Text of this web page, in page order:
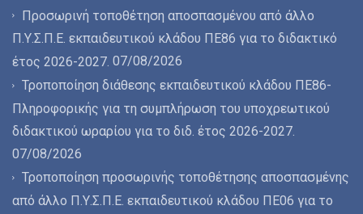
Προσωρινή τοποθέτηση αποσπασμένου από άλλο
Π.Υ.Σ.Π.Ε. εκπαιδευτικού κλάδου ΠΕ86 για το διδακτικό
έτος 2026-2027. 07/08/2026
Τροποποίηση διάθεσης εκπαιδευτικού κλάδου ΠΕ86-
Πληροφορικής για τη συμπλήρωση του υποχρεωτικού
διδακτικού ωραρίου για το διδ. έτος 2026-2027.
07/08/2026
Τροποποίηση προσωρινής τοποθέτησης αποσπασμένης
από άλλο Π.Υ.Σ.Π.Ε. εκπαιδευτικού κλάδου ΠΕ06 για το